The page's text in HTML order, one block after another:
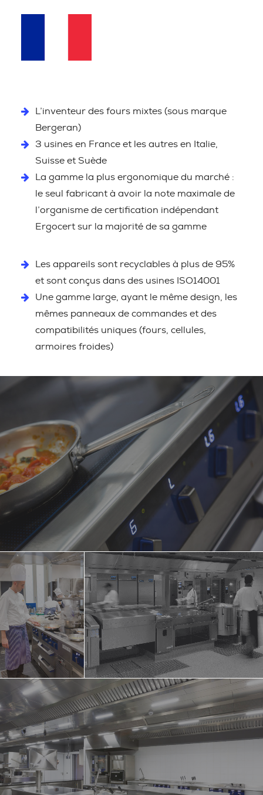
L’inventeur des fours mixtes (sous marque
Bergeran)
3 usines en France et les autres en Italie,
Suisse et Suède
La gamme la plus ergonomique du marché :
le seul fabricant à avoir la note maximale de
l’organisme de certification indépendant
Ergocert sur la majorité de sa gamme
Les appareils sont recyclables à plus de 95%
et sont conçus dans des usines ISO14001
Une gamme large, ayant le même design, les
mêmes panneaux de commandes et des
compatibilités uniques (fours, cellules,
armoires froides)